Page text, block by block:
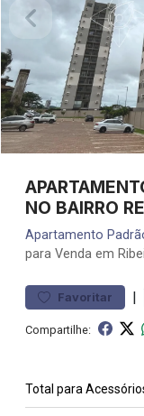
NO BAIRRO
Apartamento
para Venda em
Favoritar |
Compartilhe:
Total para